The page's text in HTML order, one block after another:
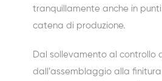
tranquillamente anche in
catena di produzione.
Dal sollevamento al controllo
dall’assemblaggio alla